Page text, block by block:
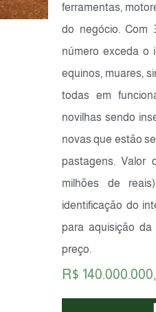
ferramentas,
do negócio. Com
número exceda o
equinos, muares,
todas em
novilhas sendo
novas que estão
pastagens. Valor
milhões de
identificação do
para aquisição da
preço.
R$